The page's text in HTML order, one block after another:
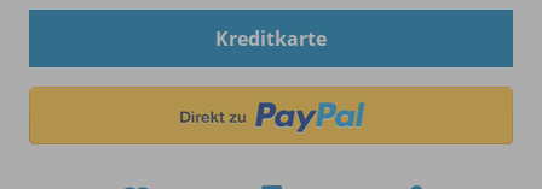
Kreditkarte